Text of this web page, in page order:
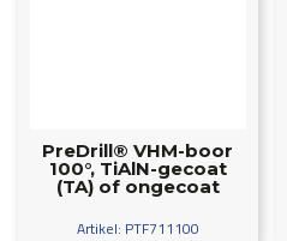
PreDrill® VHM-boor
100°, TiAlN-gecoat
(TA) of ongecoat
Artikel: PTF711100